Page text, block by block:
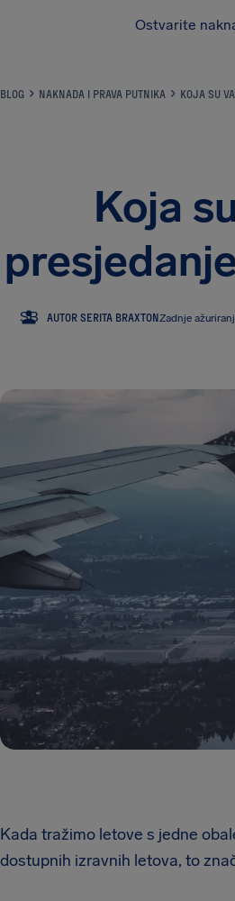
Ostvarite
BLOG NAKNADA I PRAVA PUTNIKA KOJA SU
Koja
SB AUTOR SERITA BRAXTONZadnje
Kada tražimo letove s jedne
dostupnih izravnih letova, to